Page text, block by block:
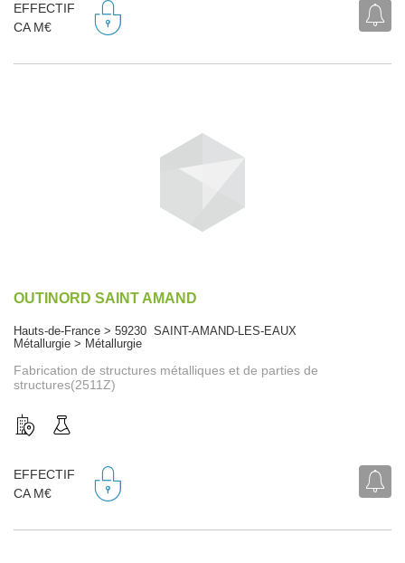
EFFECTIF
CA M€
OUTINORD SAINT AMAND
Hauts-de-France > 59230 SAINT-AMAND-LES-EAUX
Métallurgie > Métallurgie
Fabrication de structures métalliques et de parties de
structures(2511Z)
EFFECTIF
CA M€